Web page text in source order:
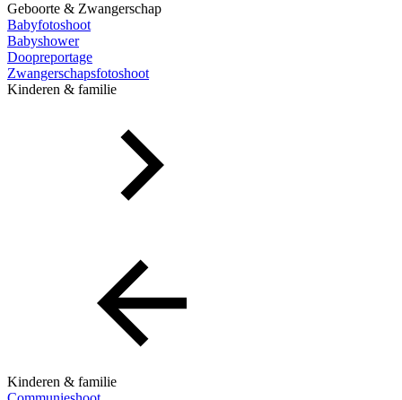
Geboorte & Zwangerschap
Babyfotoshoot
Babyshower
Doopreportage
Zwangerschapsfotoshoot
Kinderen & familie
Kinderen & familie